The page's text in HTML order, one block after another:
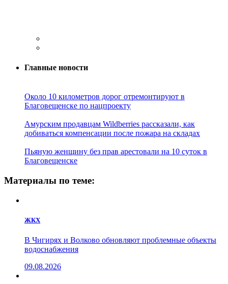
Главные новости
Около 10 километров дорог отремонтируют в
Благовещенске по нацпроекту
Амурским продавцам Wildberries рассказали, как
добиваться компенсации после пожара на складах
Пьяную женщину без прав арестовали на 10 суток в
Благовещенске
Материалы по теме:
ЖКХ
В Чигирях и Волково обновляют проблемные объекты
водоснабжения
09.08.2026